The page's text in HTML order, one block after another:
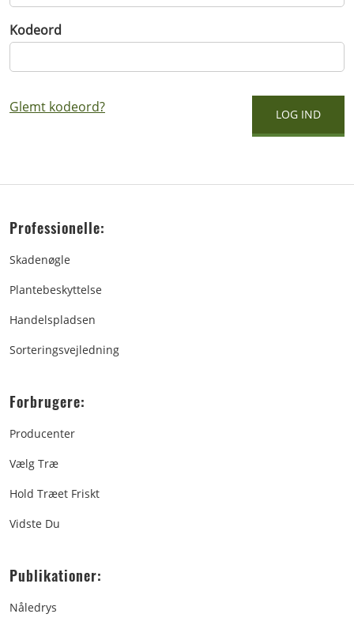
Kodeord
Glemt kodeord?
Professionelle:
Skadenøgle
Plantebeskyttelse
Handelspladsen
Sorteringsvejledning
Forbrugere:
Producenter
Vælg Træ
Hold Træet Friskt
Vidste Du
Publikationer:
Nåledrys